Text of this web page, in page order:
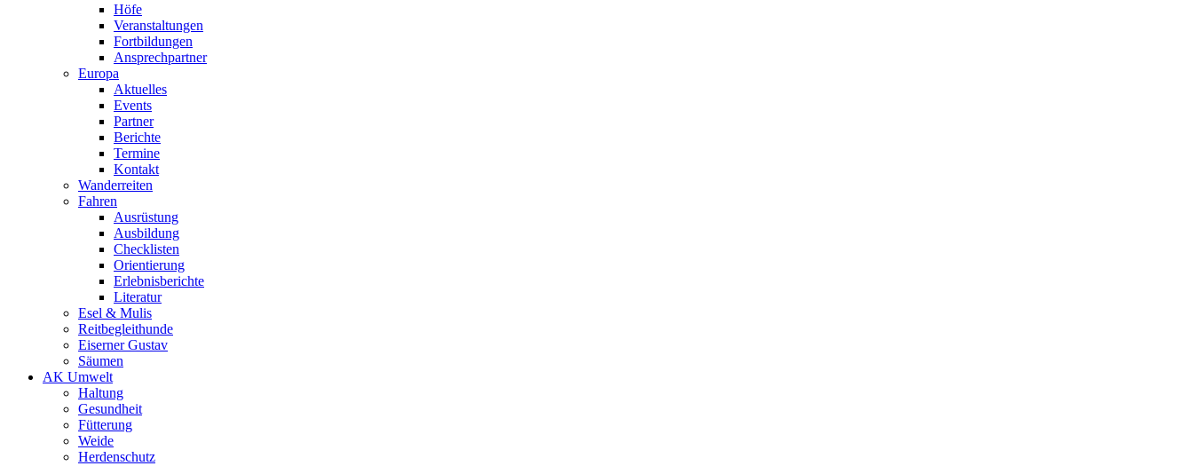
Höfe
Veranstaltungen
Fortbildungen
Ansprechpartner
Europa
Aktuelles
Events
Partner
Berichte
Termine
Kontakt
Wanderreiten
Fahren
Ausrüstung
Ausbildung
Checklisten
Orientierung
Erlebnisberichte
Literatur
Esel & Mulis
Reitbegleithunde
Eiserner Gustav
Säumen
AK Umwelt
Haltung
Gesundheit
Fütterung
Weide
Herdenschutz